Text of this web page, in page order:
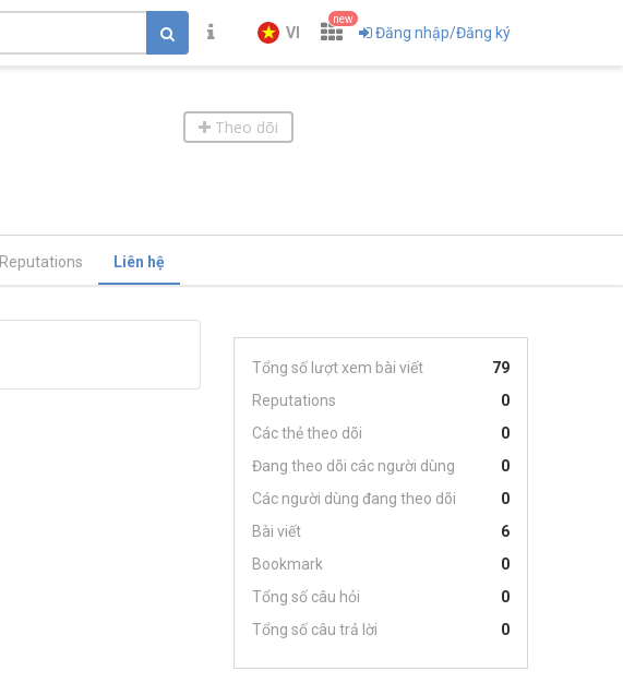
VI
new
Đăng nhập/Đăng ký
Theo dõi
Reputations Liên hệ
Tổng số lượt xem bài viết
79
Reputations
0
Các thẻ theo dõi
0
Đang theo dõi các người dùng
0
Các người dùng đang theo dõi
0
Bài viết
6
Bookmark
0
Tổng số câu hỏi
0
Tổng số câu trả lời
0